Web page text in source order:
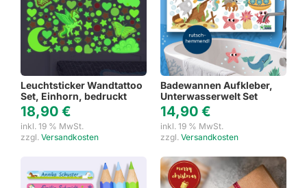
Leuchtsticker Wandtattoo
Set, Einhorn, bedruckt
18,90 €
inkl. 19 % MwSt.
zzgl. Versandkosten
Badewannen Aufkleber,
Unterwasserwelt Set
14,90 €
inkl. 19 % MwSt.
zzgl. Versandkosten